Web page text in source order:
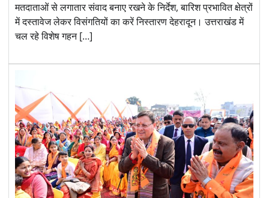
मतदाताओं से लगातार संवाद बनाए रखने के निर्देश, बारिश प्रभावित क्षेत्रों
में दस्तावेज लेकर विसंगतियों का करें निस्तारण देहरादून। उत्तराखंड में
चल रहे विशेष गहन […]